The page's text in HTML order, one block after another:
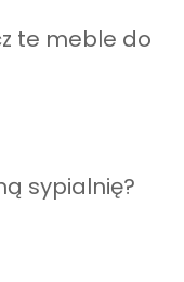
te meble do
sypialnię?